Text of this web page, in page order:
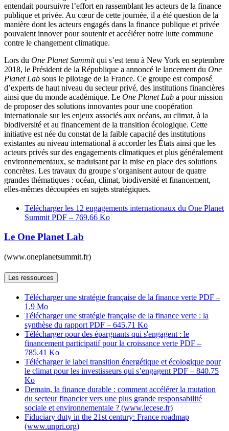
entendait poursuivre l’effort en rassemblant les acteurs de la finance
publique et privée. Au cœur de cette journée, il a été question de la
manière dont les acteurs engagés dans la finance publique et privée
pouvaient innover pour soutenir et accélérer notre lutte commune
contre le changement climatique.
Lors du One Planet Summitqui s’est tenu à New York en septembre
2018, le Président de la République a annoncé le lancement du One
Planet Lab sous le pilotage de la France. Ce groupe est composé
d’experts de haut niveau du secteur privé, des institutions financières
ainsi que du monde académique. Le One Planet Lab a pour mission
de proposer des solutions innovantes pour une coopération
internationale sur les enjeux associés aux océans, au climat, à la
biodiversité et au financement de la transition écologique. Cette
initiative est née du constat de la faible capacité des institutions
existantes au niveau international à accorder les États ainsi que les
acteurs privés sur des engagements climatiques et plus généralement
environnementaux, se traduisant par la mise en place des solutions
concrètes. Les travaux du groupe s’organisent autour de quatre
grandes thématiques : océan, climat, biodiversité et financement,
elles-mêmes découpées en sujets stratégiques.
Télécharger les 12 engagements internationaux du One Planet
Summit PDF – 769.66 Ko
Le One Planet Lab
(www.oneplanetsummit.fr)
Les ressources
Télécharger une stratégie française de la finance verte PDF –
1.9 Mo
Télécharger une stratégie française de la finance verte : la
synthèse du rapport PDF – 645.71 Ko
Télécharger pour des épargnants qui s'engagent : le
financement participatif pour la croissance verte PDF –
785.41 Ko
Télécharger le label transition énergétique et écologique pour
le climat pour les investisseurs qui s’engagent PDF – 840.75
Ko
Demain, la finance durable : comment accélérer la mutation
du secteur financier vers une plus grande responsabilité
sociale et environnementale ? (www.lecese.fr)
Fiduciary duty in the 21st century: France roadmap
(www.unpri.org)